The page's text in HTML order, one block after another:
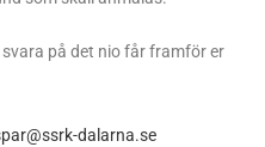
på det nio får framför er
dalarna.se